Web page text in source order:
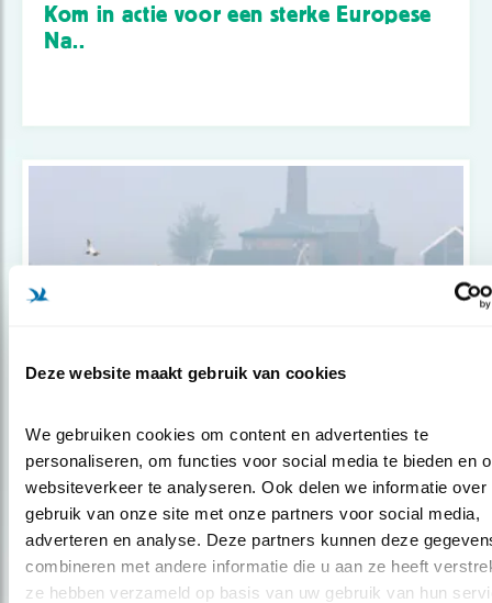
Deze website maakt gebruik van cookies
We gebruiken cookies om content en advertenties te
personaliseren, om functies voor social media te bieden en
websiteverkeer te analyseren. Ook delen we informatie over
gebruik van onze site met onze partners voor social media,
adverteren en analyse. Deze partners kunnen deze
combineren met andere informatie die u aan ze heeft
ze hebben verzameld op basis van uw gebruik van hun
Kom in actie voor een sterke Europese
Na..
Nieuws
Vogelbescherming levert ideeën
landbouwt..